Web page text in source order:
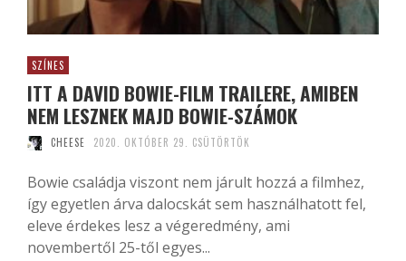
SZÍNES
ITT A DAVID BOWIE-FILM TRAILERE, AMIBEN
NEM LESZNEK MAJD BOWIE-SZÁMOK
CHEESE 2020. OKTÓBER 29. CSÜTÖRTÖK
Bowie családja viszont nem járult hozzá a filmhez,
így egyetlen árva dalocskát sem használhatott fel,
eleve érdekes lesz a végeredmény, ami
novembertől 25-től egyes...